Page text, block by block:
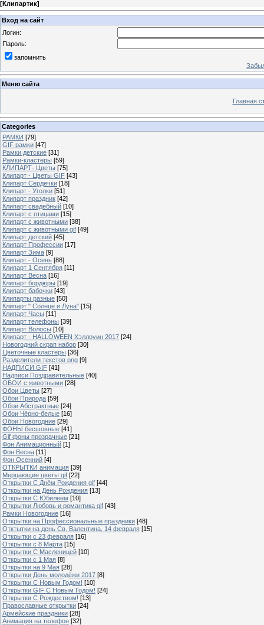
[Клипартик]
Вход на сайт
Логин:
Пароль:
запомнить
Меню сайта
Главная
Categories
РАМКИ [79]
GIF рамки [47]
Рамки детские [31]
Рамки-кластеры [59]
КЛИПАРТ- Цветы [75]
Клипарт - Цветы GIF [43]
Клипарт Сердечки [18]
Клипарт - Уголки [51]
Клипарт праздник [42]
Клипарт свадебный [10]
Клипарт с птицами [15]
Клипарт с животными [38]
Клипарт с животными gif [49]
Клипарт детский [45]
Клипарт Профессии [17]
Клипарт Зима [9]
Клипарт - Осень [88]
Клипарт 1 Сентября [11]
Клипарт Весна [16]
Клипарт бордюры [19]
Клипарт бабочки [43]
Клипарты разные [50]
Клипарт " Солнце и Луна" [15]
Клипарт Часы [11]
Клипарт телефоны [39]
Клипарт Волосы [10]
Клипарт - HALLOWEEN Хэллоуин 2017 [24]
Новогодний скрап набор [30]
Цветочные кластеры [36]
Разделители текстов png [9]
НАДПИСИ GIF [41]
Надписи Поздравительные [40]
ОБОИ с животными [28]
Обои Цветы [27]
Обои Природа [59]
Обои Абстрактные [24]
Обои Чёрно-белые [16]
Обои Новогодние [29]
ФОНЫ бесшовные [41]
Gif фоны прозрачные [21]
Фон Анимационный [1]
Фон Весна [11]
Фон Осенний [4]
ОТКРЫТКИ анимация [39]
Мерцающие цветы gif [22]
Открытки С Днём Рождения gif [44]
Открытки на День Рождения [13]
Открытки С Юбилеем [10]
Открытки Любовь и романтика gif [43]
Рамки Новогодние [16]
Открытки на Профессиональные праздники [48]
Отктытки на день Св. Валентина, 14 февраля [15]
Открытки с 23 февраля [16]
Открытки с 8 Марта [15]
Открытки С Масленицей [10]
Открытки с 1 Мая [8]
Открытки на 9 Мая [28]
Открытки День молодёжи 2017 [8]
Открытки С Новым Годом! [10]
Открытки GIF С Новым Годом! [24]
Открытки С Рождеством! [13]
Православные открытки [24]
Армейские праздники [28]
Анимация на телефон [32]